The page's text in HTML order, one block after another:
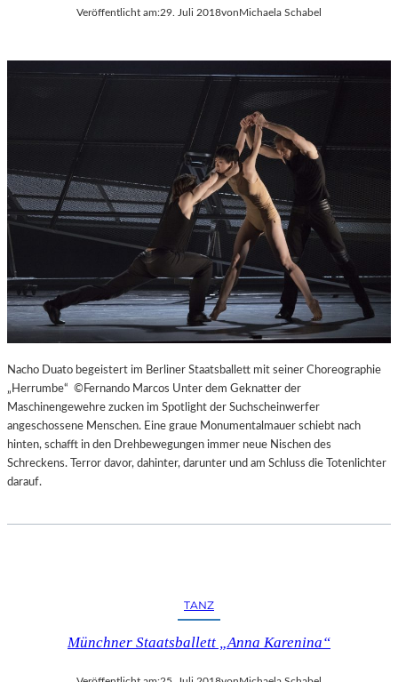
Veröffentlicht am:29. Juli 2018von Michaela Schabel
Nacho Duato begeistert im Berliner Staatsballett mit seiner Choreographie
„Herrumbe“ ©Fernando Marcos Unter dem Geknatter der
Maschinengewehre zucken im Spotlight der Suchscheinwerfer
angeschossene Menschen. Eine graue Monumentalmauer schiebt nach
hinten, schafft in den Drehbewegungen immer neue Nischen des
Schreckens. Terror davor, dahinter, darunter und am Schluss die Totenlichter
darauf.
TANZ
Münchner Staatsballett „Anna Karenina“